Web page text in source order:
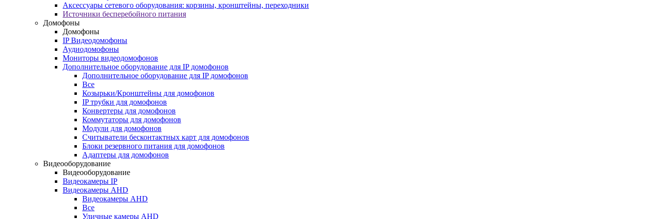
Аксессуары сетевого оборудования: корзины, кронштейны, переходники
Источники бесперебойного питания
Домофоны
Домофоны
IP Видеодомофоны
Аудиодомофоны
Мониторы видеодомофонов
Дополнительное оборудование для IP домофонов
Дополнительное оборудование для IP домофонов
Все
Козырьки/Кронштейны для домофонов
IP трубки для домофонов
Конвертеры для домофонов
Коммутаторы для домофонов
Модули для домофонов
Считыватели бесконтактных карт для домофонов
Блоки резервного питания для домофонов
Адаптеры для домофонов
Видеооборудование
Видеооборудование
Видеокамеры IP
Видеокамеры AHD
Видеокамеры AHD
Все
Уличные камеры AHD